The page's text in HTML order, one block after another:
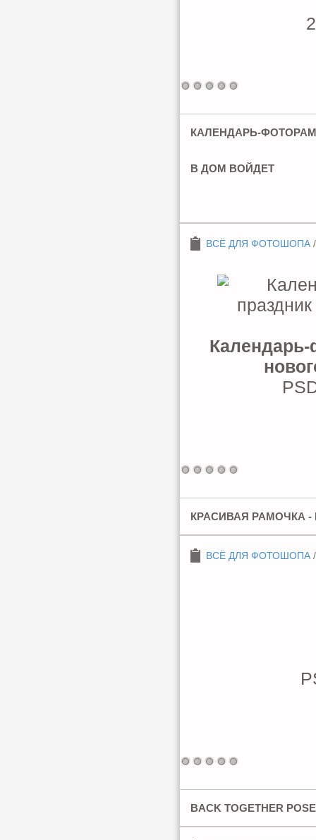
КАЛЕНДАРЬ-
В ДОМ ВОЙДЕТ
ВСЁ ДЛЯ ФОТОШОПА
Календарь-
КРАСИВАЯ РАМОЧКА
ВСЁ ДЛЯ ФОТОШОПА
BACK TOGETHER